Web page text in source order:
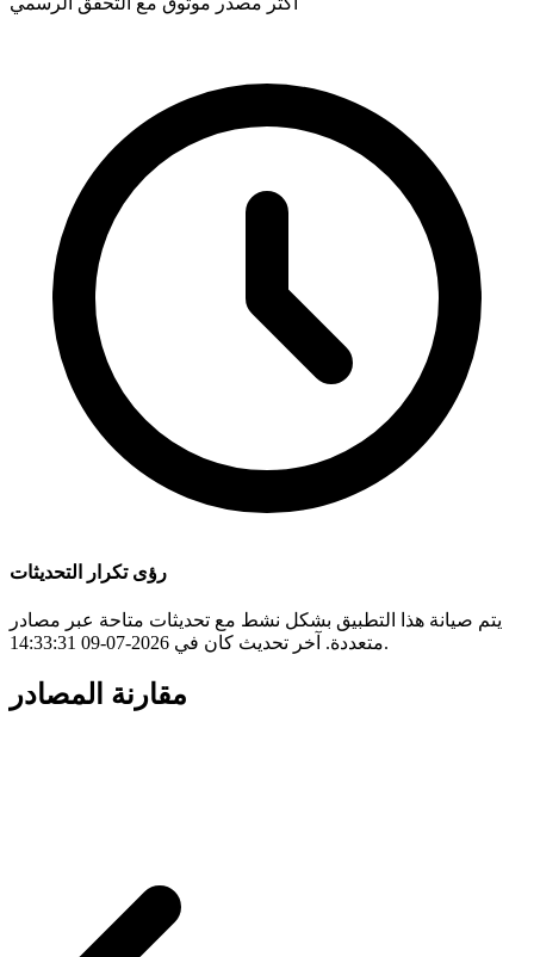
رؤى تكرار التحديثات
يتم صيانة هذا التطبيق بشكل نشط مع تحديثات متاحة عبر مصادر
متعددة. آخر تحديث كان في 2026-07-09 14:33:31.
مقارنة المصادر